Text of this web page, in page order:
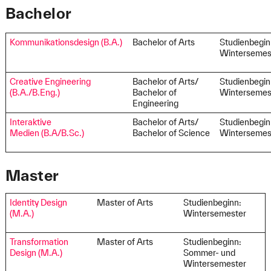
Bachelor
Kommunikationsdesign (B.A.) Bachelor of Arts
Creative Engineering
(B.A./B.Eng.)
Bachelor of Arts/
Bachelor of
Engineering
Interaktive
Medien (B.A/B.Sc.)
Bachelor of Arts/
Bachelor of Science
Master
Identity Design
(M.A.)
Master of Arts
Studienbeginn:
Wintersemester
Transformation
Design (M.A.)
Master of Arts
Studienbeginn:
Sommer- und
Wintersemester